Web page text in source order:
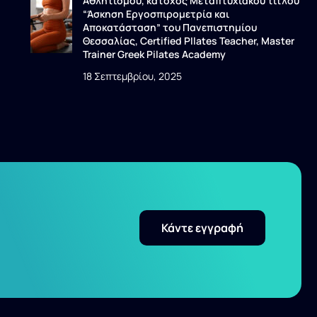
“Άσκηση Εργοσπιρομετρία και
Αποκατάσταση” του Πανεπιστημίου
Θεσσαλίας, Certified PIlates Teacher, Master
Trainer Greek Pilates Academy
18 Σεπτεμβρίου, 2025
Κάντε εγγραφή